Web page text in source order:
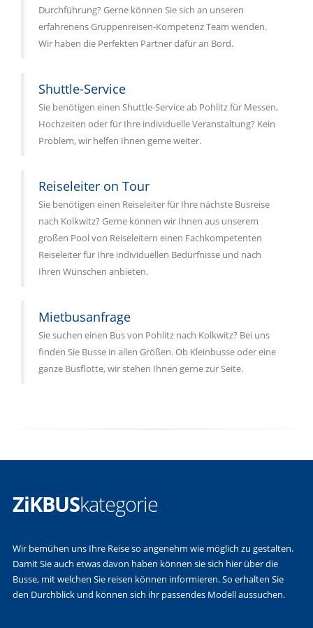
Durchführung? Gerne können Sie sich an unseren
erfahrenens Gruppenreisen-Kompetenz Team wenden.
Wir haben die Perfekten Partner dafür an Bord.
Shuttle-Service
Sie benötigen einen Shuttle-Service ab Pohlitz für Messen,
Hochzeiten oder für Ihre individuelle Veranstaltung? Kein
Problem, wir helfen Ihnen gerne weiter.
Reiseleiter on Tour
Sie benötigen einen Reiseleiter für Ihre nächste Busreise
nach Kolkwitz? Gerne können wir Ihnen aus unserem
großen Pool von Reiseleitern einen Fachkompetenten
Reiseleiter für Ihre individuellen Bedürfnisse und nach
Ihren Wünschen anbieten.
Mietbusanfrage
Sie suchen einen Bus von Pohlitz nach Kolkwitz? Bei uns
finden Sie Busse in allen Größen. Ob Kleinbusse oder eine
ganze Busflotte, wir stehen Ihnen gerne zur Seite.
ZiKBUSkategorie
Wir bemühen uns Ihre Reise so angenehm wie möglich zu gestalten.
Damit Sie auch etwas davon haben können sie sich hier über die
Busse, mit welchen Sie reisen können informieren. So erhalten Sie
den Durchblick und können sich ihr passendes Modell aussuchen.